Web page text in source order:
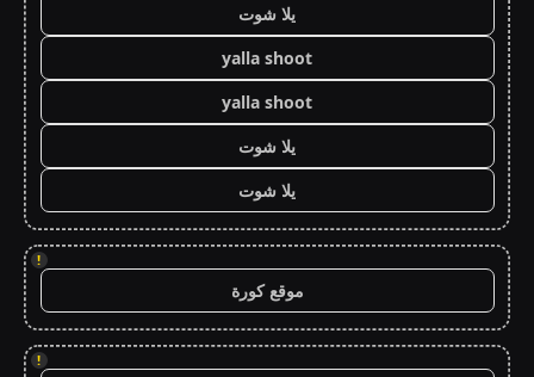
يلا شوت
yalla shoot
yalla shoot
يلا شوت
يلا شوت
!
موقع كورة
!